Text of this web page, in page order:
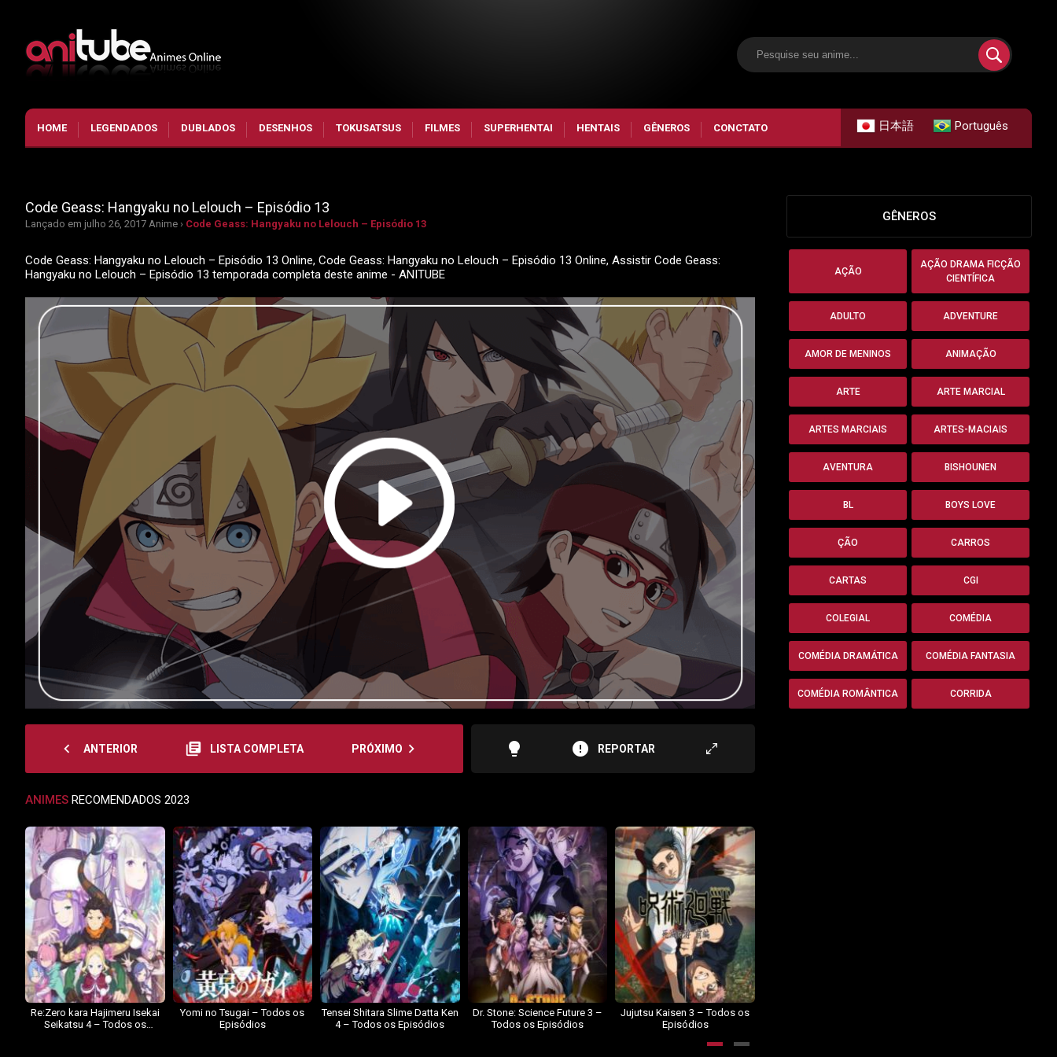
HOME LEGENDADOS DUBLADOS DESENHOS TOKUSATSUS FILMES SUPERHENTAI HENTAIS GÊNEROS CONCTATO 日本語 Português
Code Geass: Hangyaku no Lelouch – Episódio 13
Lançado em julho 26, 2017 Anime › Code Geass: Hangyaku no Lelouch – Episódio 13
Code Geass: Hangyaku no Lelouch – Episódio 13 Online, Code Geass: Hangyaku no Lelouch – Episódio 13 Online, Assistir Code Geass:
Hangyaku no Lelouch – Episódio 13 temporada completa deste anime - ANITUBE
navigate_before ANTERIOR library_books LISTA COMPLETA PRÓXIMO navigate_next lightbulb error REPORTAR
ANIMES RECOMENDADOS 2023
Re:Zero kara Hajimeru Isekai
Seikatsu 4 – Todos os
Yomi no Tsugai – Todos os
Episódios
Tensei Shitara Slime Datta Ken
4 – Todos os Episódios
Dr. Stone: Science Future 3 –
Todos os Episódios
Jujutsu Kaisen 3 – Todos os
Episódios
GÊNEROS
AÇÃO
AÇÃO DRAMA FICÇÃO
CIENTÍFICA
ADULTO ADVENTURE
AMOR DE MENINOS ANIMAÇÃO
ARTE ARTE MARCIAL
ARTES MARCIAIS ARTES-MACIAIS
AVENTURA BISHOUNEN
BL BOYS LOVE
ÇÃO CARROS
CARTAS CGI
COLEGIAL COMÉDIA
COMÉDIA DRAMÁTICA COMÉDIA FANTASIA
COMÉDIA ROMÂNTICA CORRIDA